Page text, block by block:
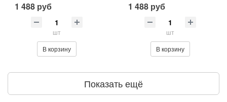
1 488 руб
шт
В корзину
1 488 руб
шт
В корзину
Показать ещё